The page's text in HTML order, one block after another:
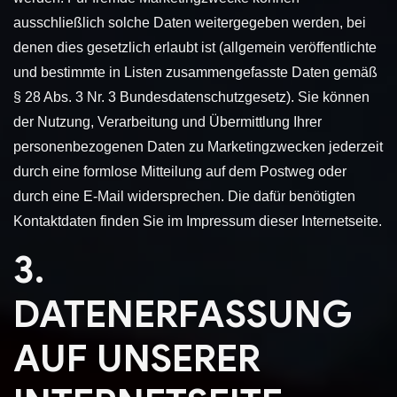
ausschließlich solche Daten weitergegeben werden, bei
denen dies gesetzlich erlaubt ist (allgemein veröffentlichte
und bestimmte in Listen zusammengefasste Daten gemäß
§ 28 Abs. 3 Nr. 3 Bundesdatenschutzgesetz). Sie können
der Nutzung, Verarbeitung und Übermittlung Ihrer
personenbezogenen Daten zu Marketingzwecken jederzeit
durch eine formlose Mitteilung auf dem Postweg oder
durch eine E-Mail widersprechen. Die dafür benötigten
Kontaktdaten finden Sie im Impressum dieser Internetseite.
3.
DATENERFASSUNG
AUF UNSERER